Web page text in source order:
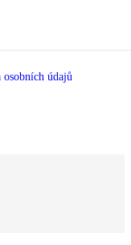
osobních údajů